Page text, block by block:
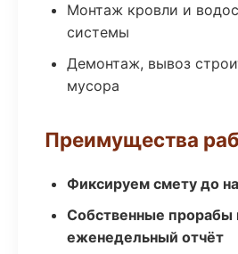
Монтаж кровли и
системы
Демонтаж, вывоз
мусора
Преимущества
Фиксируем смету до
Собственные прорабы
еженедельный отчёт